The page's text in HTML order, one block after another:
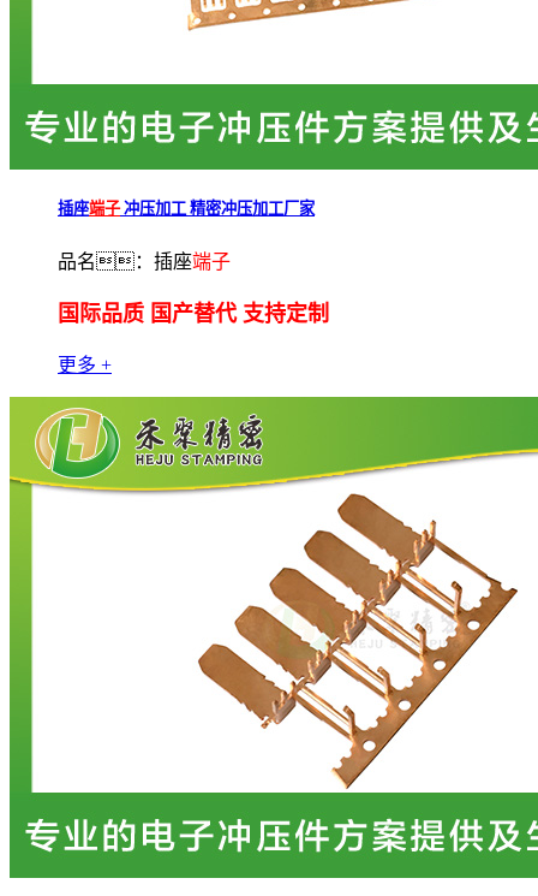
插座端子冲压加工 精密冲压加工厂家
品名：插座端子
国际品质 国产替代 支持定制
更多 +